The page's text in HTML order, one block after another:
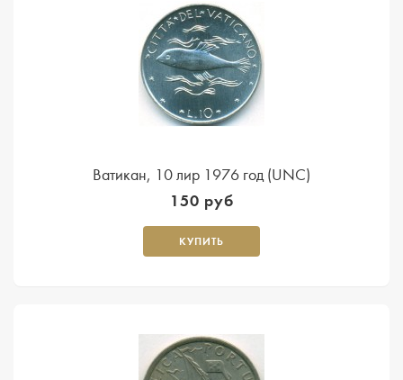
Ватикан, 10 лир 1976 год (UNC)
150 руб
КУПИТЬ